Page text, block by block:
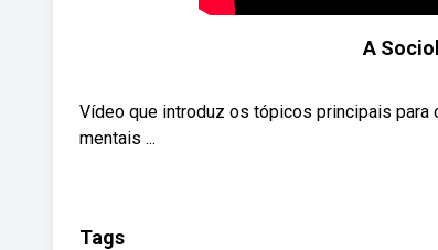
A
Vídeo que introduz os tópicos principais
mentais ...
Tags